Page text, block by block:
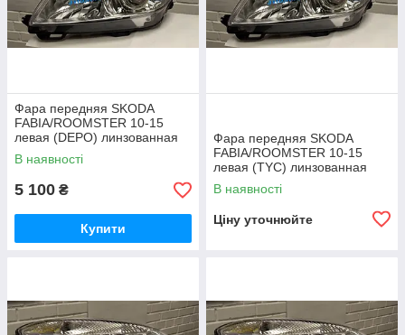
Фара передняя SKODA
FABIA/ROOMSTER 10-15
левая (DEPO) линзованная
под электрокорректор
В наявності
5 100 ₴
Купити
Фара передняя SKODA
FABIA/ROOMSTER 10-15
левая (TYC) линзованная
под электрокорректор
В наявності
Ціну уточнюйте